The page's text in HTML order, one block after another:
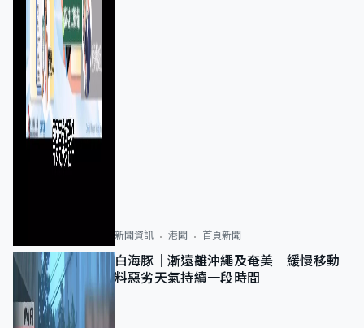
新聞資訊 港聞 首頁新聞
白海豚｜漸遠離沖繩及奄美 緩慢移動
料惡劣天氣持續一段時間